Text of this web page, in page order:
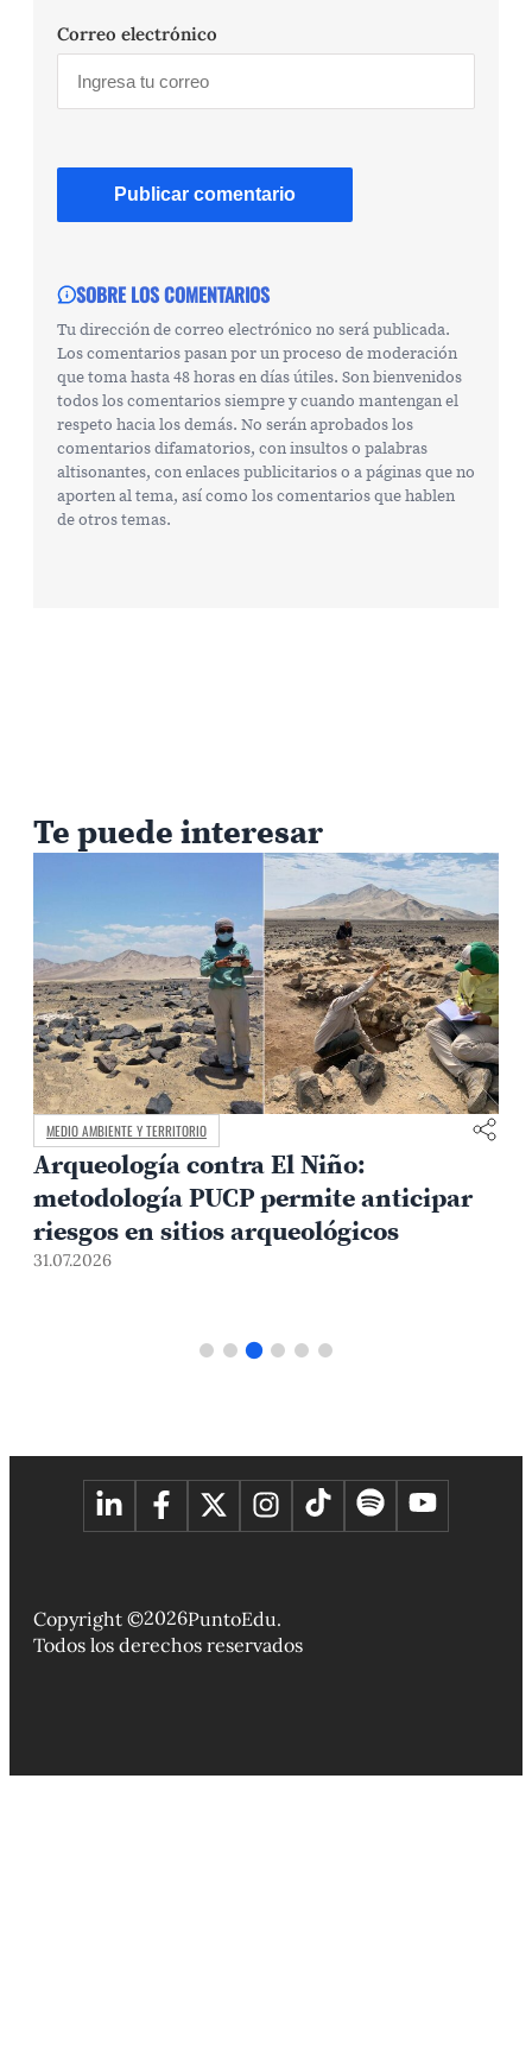
Correo electrónico
SOBRE LOS COMENTARIOS
Tu dirección de correo electrónico no será publicada.
Los comentarios pasan por un proceso de moderación
que toma hasta 48 horas en días útiles. Son bienvenidos
todos los comentarios siempre y cuando mantengan el
respeto hacia los demás. No serán aprobados los
comentarios difamatorios, con insultos o palabras
altisonantes, con enlaces publicitarios o a páginas que no
aporten al tema, así como los comentarios que hablen
de otros temas.
Te puede interesar
MEDIO AMBIENTE Y TERRITORIO
Arqueología contra El Niño:
metodología PUCP permite anticipar
riesgos en sitios arqueológicos
31.07.2026
Copyright ©2026PuntoEdu.
Todos los derechos reservados